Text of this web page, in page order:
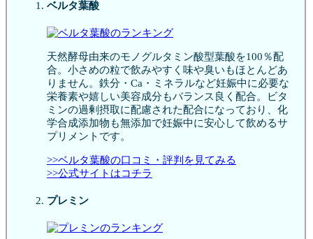
ベルタ葉酸
天然酵母由来のモノグルタミン酸型葉酸を100％配
合。小さめの粒で飲みやすく味や臭いもほとんどあ
りません。鉄分・Ca・ミネラルなど妊娠中に必要な
栄養素や嬉しい美容成分もバランス良く配合。ビタ
ミンの過剰摂取に配慮された配合になっており、化
学合成添加物も無添加で妊娠中に安心して飲めるサ
プリメントです。
>>ベルタ葉酸の口コミ・評判を見てみる
>>公式サイトはコチラ
プレミン